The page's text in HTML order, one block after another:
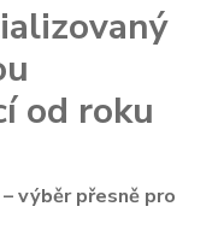
od roku
výběr přesně pro